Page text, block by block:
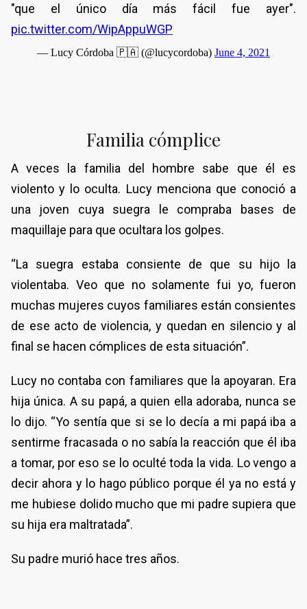
"que el único día más fácil fue ayer".
pic.twitter.com/WipAppuWGP
— Lucy Córdoba 🇵🇦 (@lucycordoba) June 4, 2021
Familia cómplice
A veces la familia del hombre sabe que él es
violento y lo oculta. Lucy menciona que conoció a
una joven cuya suegra le compraba bases de
maquillaje para que ocultara los golpes.
“La suegra estaba consiente de que su hijo la
violentaba. Veo que no solamente fui yo, fueron
muchas mujeres cuyos familiares están consientes
de ese acto de violencia, y quedan en silencio y al
final se hacen cómplices de esta situación”.
Lucy no contaba con familiares que la apoyaran. Era
hija única. A su papá, a quien ella adoraba, nunca se
lo dijo. “Yo sentía que si se lo decía a mi papá iba a
sentirme fracasada o no sabía la reacción que él iba
a tomar, por eso se lo oculté toda la vida. Lo vengo a
decir ahora y lo hago público porque él ya no está y
me hubiese dolido mucho que mi padre supiera que
su hija era maltratada”.
Su padre murió hace tres años.